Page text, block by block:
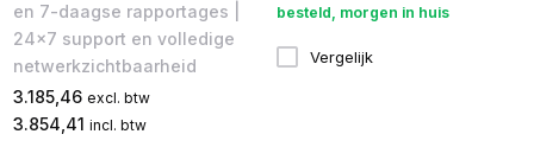
en 7-daagse rapportages |
24x7 support en volledige
netwerkzichtbaarheid
3.185,46 excl. btw
3.854,41 incl. btw
besteld, morgen in huis
Vergelijk